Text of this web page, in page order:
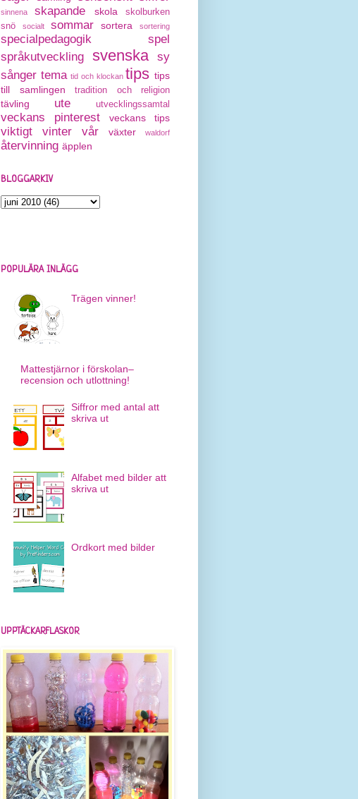
sinnena skapande skola
skolburken
snö
socialt sommar sortera sortering
specialpedagogik
spel
språkutveckling
svenska
sy
sånger tema tid och klockan tips tips
till samlingen
tradition och religion
tävling ute utvecklingssamtal
veckans pinterest veckans tips
viktigt vinter vår växter waldorf
återvinning äpplen
BLOGGARKIV
POPULÄRA INLÄGG
Trägen vinner!
Mattestjärnor i förskolan–
recension och utlottning!
Siffror med antal att
skriva ut
Alfabet med bilder att
skriva ut
Ordkort med bilder
UPPTÄCKARFLASKOR